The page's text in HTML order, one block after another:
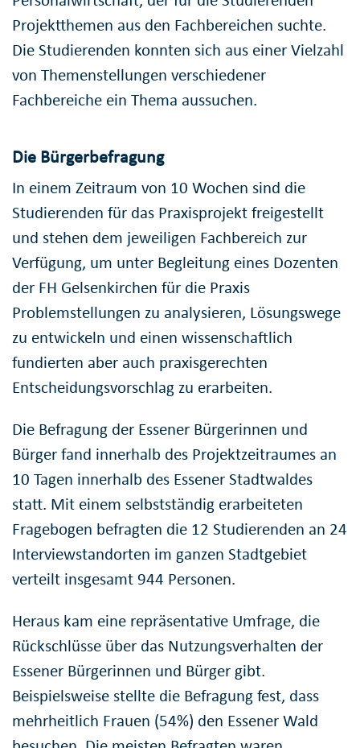
Projektthemen aus den Fachbereichen suchte.
Die Studierenden konnten sich aus einer Vielzahl
von Themenstellungen verschiedener
Fachbereiche ein Thema aussuchen.
Die Bürgerbefragung
In einem Zeitraum von 10 Wochen sind die
Studierenden für das Praxisprojekt freigestellt
und stehen dem jeweiligen Fachbereich zur
Verfügung, um unter Begleitung eines Dozenten
der FH Gelsenkirchen für die Praxis
Problemstellungen zu analysieren, Lösungswege
zu entwickeln und einen wissenschaftlich
fundierten aber auch praxisgerechten
Entscheidungsvorschlag zu erarbeiten.
Die Befragung der Essener Bürgerinnen und
Bürger fand innerhalb des Projektzeitraumes an
10 Tagen innerhalb des Essener Stadtwaldes
statt. Mit einem selbstständig erarbeiteten
Fragebogen befragten die 12 Studierenden an 24
Interviewstandorten im ganzen Stadtgebiet
verteilt insgesamt 944 Personen.
Heraus kam eine repräsentative Umfrage, die
Rückschlüsse über das Nutzungsverhalten der
Essener Bürgerinnen und Bürger gibt.
Beispielsweise stellte die Befragung fest, dass
mehrheitlich Frauen (54%) den Essener Wald